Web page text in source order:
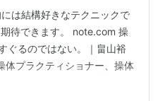
は結構好きなテクニックで
待できます。 note.com 操
ぐるのではない。｜畠山裕
プラクティショナー、操体